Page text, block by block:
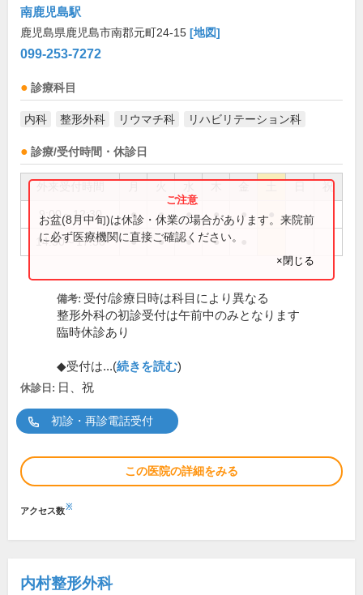
南鹿児島駅
鹿児島県鹿児島市南郡元町24-15 [地図]
099-253-7272
診療科目
内科 整形外科 リウマチ科 リハビリテーション科
診療/受付時間・休診日
祝
9:00～12:30 ● ● ● ● ●
14:30～17:30 ● ● ● ●
お盆(8月中旬)は休診・休業の場合があります。来院前
に必ず医療機関に直接ご確認ください。
×閉じる
備考: 受付/診療日時は科目により異なる
整形外科の初診受付は午前中のみとなります
臨時休診あり
◆受付は...(続きを読む)
休診日: 日、祝
初診・再診電話受付
この医院の詳細をみる
アクセス数※
内村整形外科